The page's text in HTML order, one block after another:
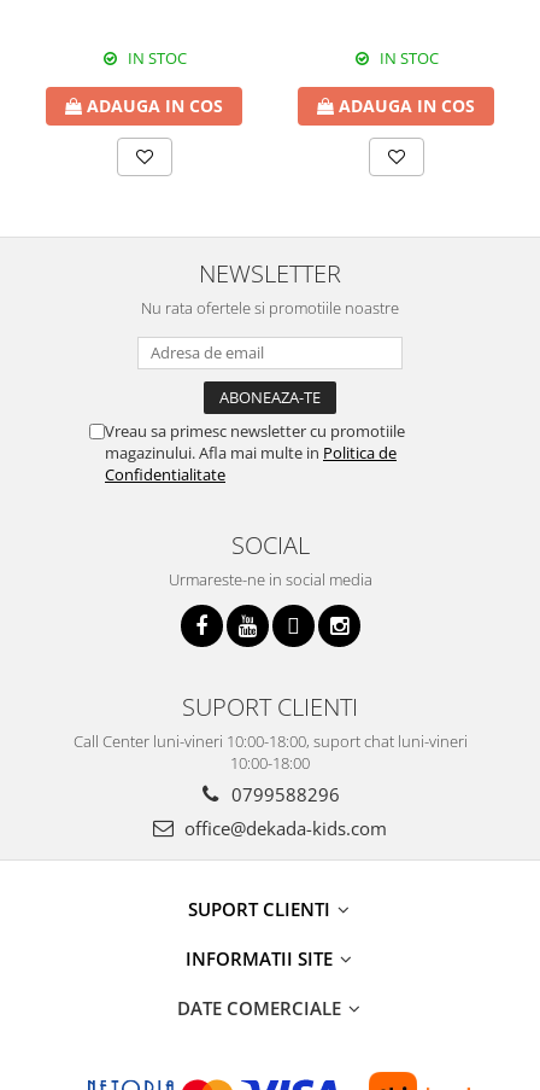
IN STOC
ADAUGA IN COS
IN STOC
ADAUGA IN COS
NEWSLETTER
Nu rata ofertele si promotiile noastre
Vreau sa primesc newsletter cu promotiile
magazinului. Afla mai multe in Politica de
Confidentialitate
SOCIAL
Urmareste-ne in social media
SUPORT CLIENTI
Call Center luni-vineri 10:00-18:00, suport chat luni-vineri
10:00-18:00
0799588296
office@dekada-kids.com
SUPORT CLIENTI
INFORMATII SITE
DATE COMERCIALE